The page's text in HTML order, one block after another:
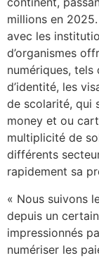
millions en
avec les
d’organismes
numériques,
d’identité, les
de scolarité, qui
money et ou
multiplicité de
différents
rapidement sa
« Nous suivons
depuis un
impressionnés
numériser les